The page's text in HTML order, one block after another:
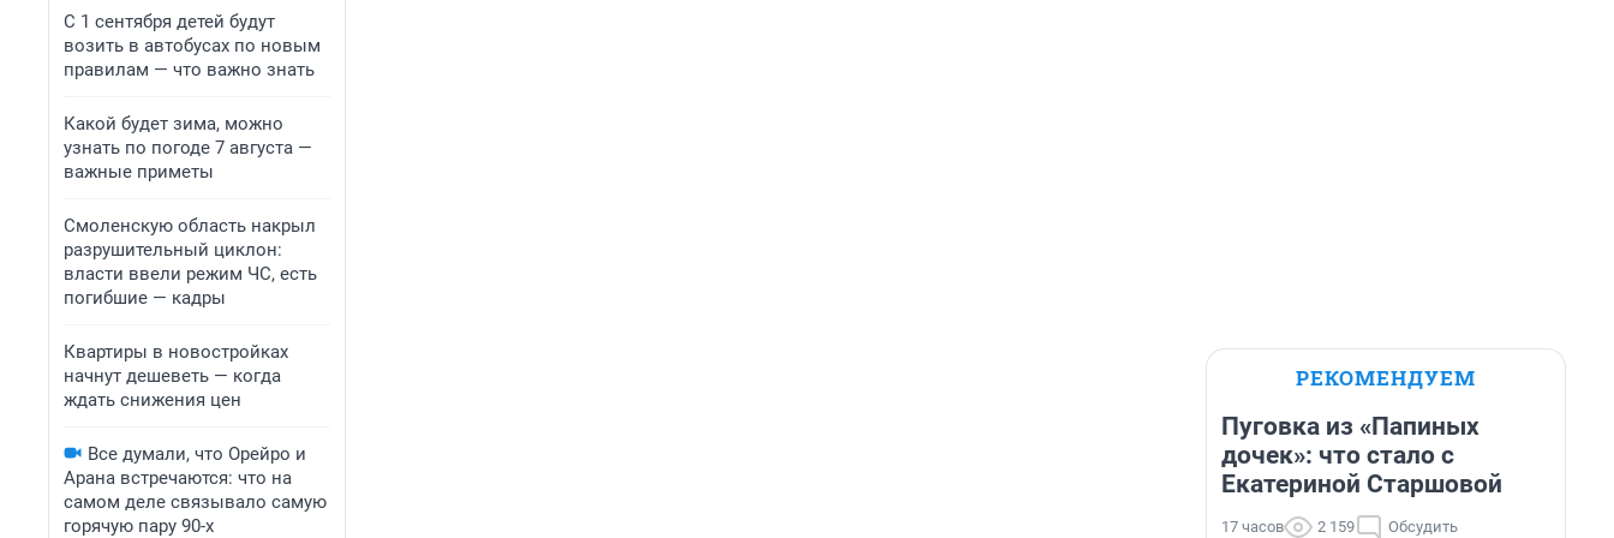
С 1 сентября детей будут
возить в автобусах по новым
правилам — что важно знать
Какой будет зима, можно
узнать по погоде 7 августа —
важные приметы
Смоленскую область накрыл
разрушительный циклон:
власти ввели режим ЧС, есть
погибшие — кадры
Квартиры в новостройках
начнут дешеветь — когда
ждать снижения цен
Все думали, что Орейро и
Арана встречаются: что на
самом деле связывало самую
горячую пару 90-х
РЕКОМЕНДУЕМ
Пуговка из «Папиных
дочек»: что стало с
Екатериной Старшовой
17 часов 2 159 Обсудить